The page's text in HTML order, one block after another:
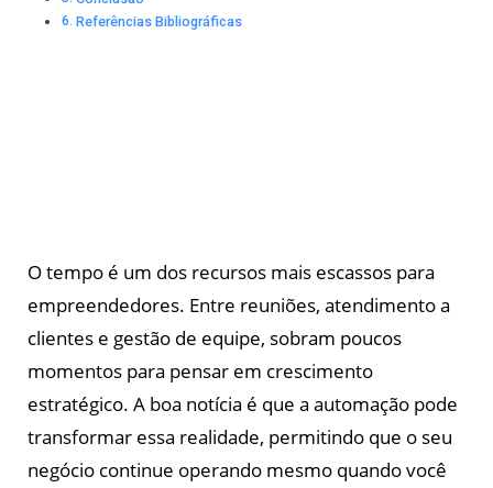
Referências Bibliográficas
O tempo é um dos recursos mais escassos para
empreendedores. Entre reuniões, atendimento a
clientes e gestão de equipe, sobram poucos
momentos para pensar em crescimento
estratégico. A boa notícia é que a automação pode
transformar essa realidade, permitindo que o seu
negócio continue operando mesmo quando você